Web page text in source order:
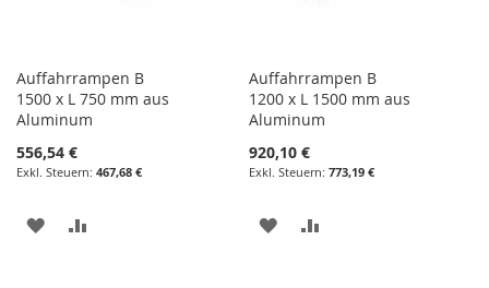
Auffahrrampen B
1500 x L 750 mm aus
Aluminum
556,54 €
467,68 €
ZUR
Auffahrrampen B
1200 x L 1500 mm aus
Aluminum
920,10 €
773,19 €
ZUR